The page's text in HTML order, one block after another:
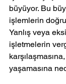
büyüyor. Bu
işlemlerin
Yanlış veya
işletmelerin
yaşamasına